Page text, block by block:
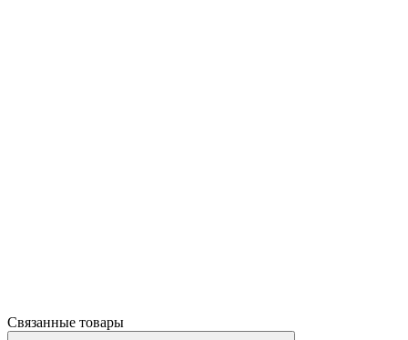
Связанные товары